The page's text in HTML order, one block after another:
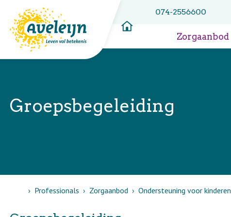
074-2556600
Zorgaanbod
Groepsbegeleiding
HomeProfessionals Zorgaanbod Ondersteuning voor kinderen